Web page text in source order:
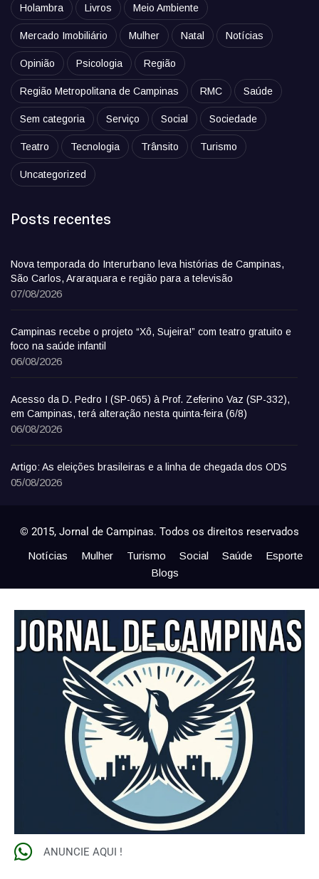
Holambra Livros Meio Ambiente
Mercado Imobiliário Mulher Natal Notícias
Opinião Psicologia Região
Região Metropolitana de Campinas RMC Saúde
Sem categoria Serviço Social Sociedade
Teatro Tecnologia Trânsito Turismo
Uncategorized
Posts recentes
Nova temporada do Interurbano leva histórias de Campinas,
São Carlos, Araraquara e região para a televisão
07/08/2026
Campinas recebe o projeto “Xô, Sujeira!” com teatro gratuito e
foco na saúde infantil
06/08/2026
Acesso da D. Pedro I (SP-065) à Prof. Zeferino Vaz (SP-332),
em Campinas, terá alteração nesta quinta-feira (6/8)
06/08/2026
Artigo: As eleições brasileiras e a linha de chegada dos ODS
05/08/2026
© 2015, Jornal de Campinas. Todos os direitos reservados
Notícias Mulher Turismo Social Saúde
Esporte
Blogs
ANUNCIE AQUI !